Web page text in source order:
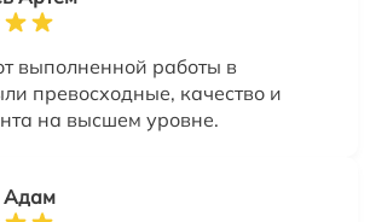
выполненной работы в
превосходные, качество и
на высшем уровне.
Адам